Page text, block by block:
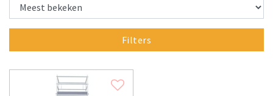
Filters